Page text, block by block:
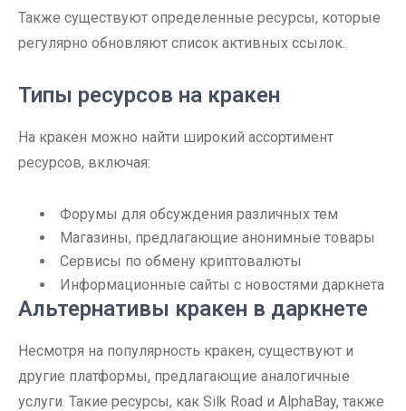
Также существуют определенные ресурсы, которые
регулярно обновляют список активных ссылок.
Типы ресурсов на кракен
На кракен можно найти широкий ассортимент
ресурсов, включая:
Форумы для обсуждения различных тем
Магазины, предлагающие анонимные товары
Сервисы по обмену криптовалюты
Информационные сайты с новостями даркнета
Альтернативы кракен в даркнете
Несмотря на популярность кракен, существуют и
другие платформы, предлагающие аналогичные
услуги. Такие ресурсы, как Silk Road и AlphaBay, также